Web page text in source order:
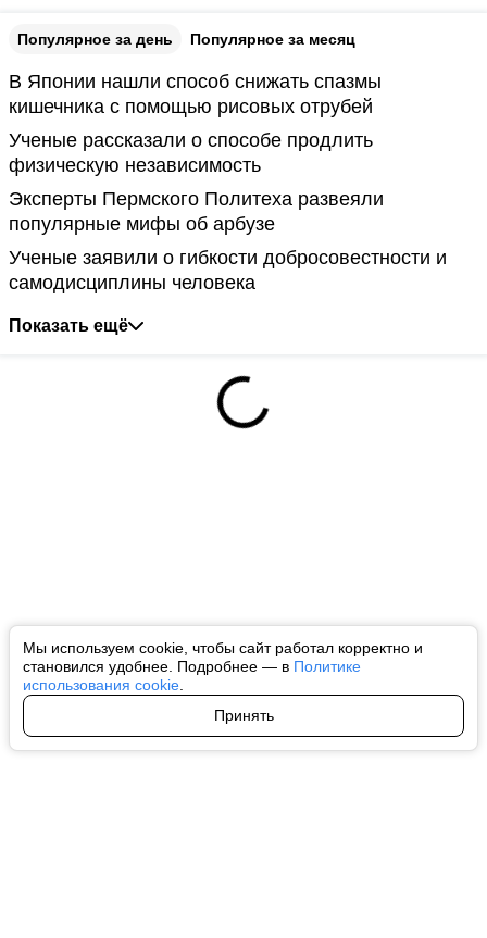
Мы используем cookie, чтобы сайт работал корректно и
становился удобнее. Подробнее — в Политике
использования cookie
Принять
Популярное за день Популярное за месяц
В Японии нашли способ снижать спазмы
кишечника с помощью рисовых отрубей
Ученые рассказали о способе продлить
физическую независимость
Эксперты Пермского Политеха развеяли
популярные мифы об арбузе
Ученые заявили о гибкости добросовестности и
самодисциплины человека
Показать ещё